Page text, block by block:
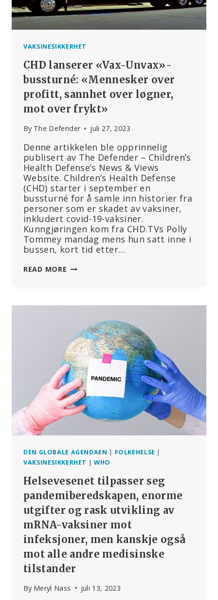
HELSEMYNDIGHETENE
«BURDE
DET».
VAKSINESIKKERHET
CHD lanserer «Vax-Unvax»-
bussturné: «Mennesker over
profitt, sannhet over løgner,
mot over frykt»
By The Defender juli 27, 2023
Denne artikkelen ble opprinnelig
publisert av The Defender – Children’s
Health Defense’s News & Views
Website. Children’s Health Defense
(CHD) starter i september en
bussturné for å samle inn historier fra
personer som er skadet av vaksiner,
inkludert covid-19-vaksiner.
Kunngjøringen kom fra CHD.TVs Polly
Tommey mandag mens hun satt inne i
bussen, kort tid etter…
READ MORE CHD
«MENNESKER
OVER
PROFITT,
SANNHET
OVER
LØGNER,
MOT
OVER
FRYKT»
DEN GLOBALE AGENDAEN | FOLKEHELSE |
VAKSINESIKKERHET | WHO
Helsevesenet tilpasser seg
pandemiberedskapen, enorme
utgifter og rask utvikling av
mRNA-vaksiner mot
infeksjoner, men kanskje også
mot alle andre medisinske
tilstander
By Meryl Nass juli 13, 2023